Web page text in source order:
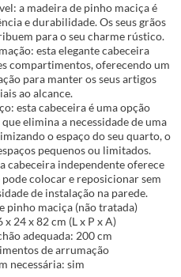
a madeira de pinho maciça é
e durabilidade. Os seus grãos
para o seu charme rústico.
esta elegante cabeceira
compartimentos, oferecendo um
para manter os seus artigos
ao alcance.
esta cabeceira é uma opção
elimina a necessidade de uma
o espaço do seu quarto, o
pequenos ou limitados.
cabeceira independente oferece
colocar e reposicionar sem
de instalação na parede.
pinho maciça (não tratada)
x 24 x 82 cm (L x P x A)
adequada: 200 cm
de arrumação
necessária: sim